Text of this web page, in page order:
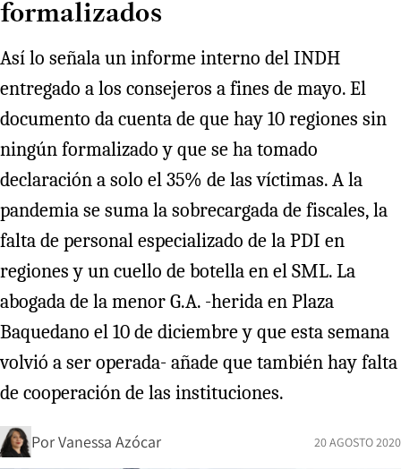
formalizados
Así lo señala un informe interno del INDH
entregado a los consejeros a fines de mayo. El
documento da cuenta de que hay 10 regiones sin
ningún formalizado y que se ha tomado
declaración a solo el 35% de las víctimas. A la
pandemia se suma la sobrecargada de fiscales, la
falta de personal especializado de la PDI en
regiones y un cuello de botella en el SML. La
abogada de la menor G.A. -herida en Plaza
Baquedano el 10 de diciembre y que esta semana
volvió a ser operada- añade que también hay falta
de cooperación de las instituciones.
PorVanessa Azócar 20 AGOSTO 2020